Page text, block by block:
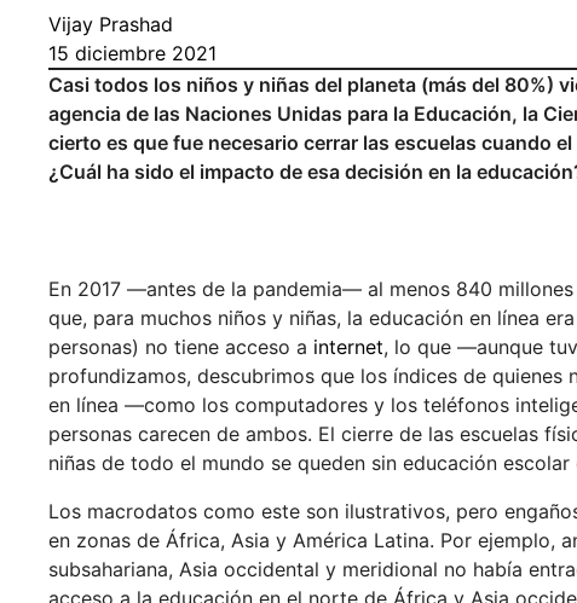
Vijay Prashad
15 diciembre 2021
Casi todos los niños y niñas del planeta (más del 80%)
agencia de las Naciones Unidas para la Educación, la
cierto es que fue necesario cerrar las escuelas cuando
¿Cuál ha sido el impacto de esa decisión en la
En 2017 —antes de la pandemia— al menos 840
que, para muchos niños y niñas, la educación en línea
personas) no tiene acceso a internet, lo que —aunque
profundizamos, descubrimos que los índices de quienes
en línea —como los computadores y los teléfonos
personas carecen de ambos. El cierre de las escuelas
niñas de todo el mundo se queden sin educación
Los macrodatos como este son ilustrativos, pero
en zonas de África, Asia y América Latina. Por ejemplo,
subsahariana, Asia occidental y meridional no había